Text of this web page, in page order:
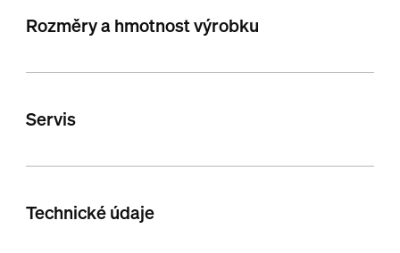
Rozměry a hmotnost výrobku
Servis
Technické údaje